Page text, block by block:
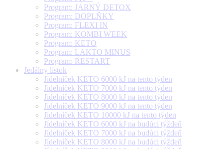
Program: JARNÝ DETOX
Program: DOPLŇKY
Program: FLEXI IN
Program: KOMBI WEEK
Program: KETO
Program: LAKTO MINUS
Program: RESTART
Jedálny lístok
Jídelníček KETO 6000 kJ na tento týden
Jídelníček KETO 7000 kJ na tento týden
Jídelníček KETO 8000 kJ na tento týden
Jídelníček KETO 9000 kJ na tento týden
Jídelníček KETO 10000 kJ na tento týden
Jídelníček KETO 6000 kJ na budúci týždeň
Jídelníček KETO 7000 kJ na budúci týždeň
Jídelníček KETO 8000 kJ na budúci týždeň